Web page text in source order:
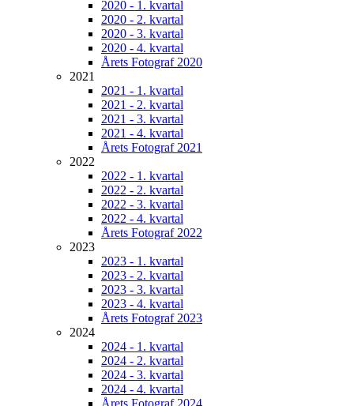
2020 - 1. kvartal
2020 - 2. kvartal
2020 - 3. kvartal
2020 - 4. kvartal
Årets Fotograf 2020
2021
2021 - 1. kvartal
2021 - 2. kvartal
2021 - 3. kvartal
2021 - 4. kvartal
Årets Fotograf 2021
2022
2022 - 1. kvartal
2022 - 2. kvartal
2022 - 3. kvartal
2022 - 4. kvartal
Årets Fotograf 2022
2023
2023 - 1. kvartal
2023 - 2. kvartal
2023 - 3. kvartal
2023 - 4. kvartal
Årets Fotograf 2023
2024
2024 - 1. kvartal
2024 - 2. kvartal
2024 - 3. kvartal
2024 - 4. kvartal
Årets Fotograf 2024